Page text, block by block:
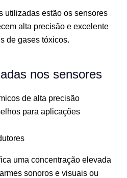
utilizadas estão os sensores
alta precisão e excelente
de gases tóxicos.
nos sensores
de alta precisão
para aplicações
uma concentração elevada
sonoros e visuais ou